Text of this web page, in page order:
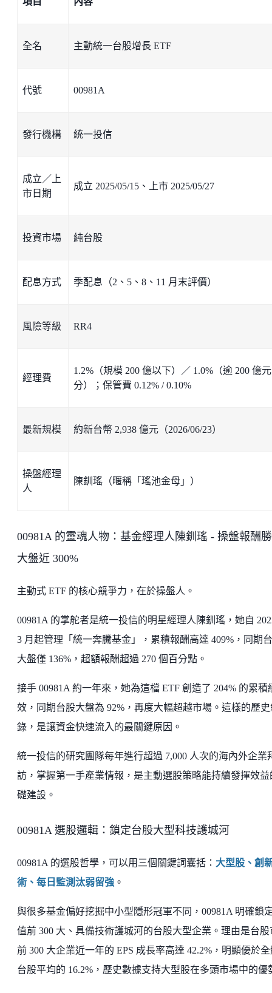
全名 主動統一台股增長 ETF
代號 00981A
發行機構 統一投信
成立／上
市日期
成立 2025/05/15、上市 2025/05/27
投資市場 純台股
配息方式 季配息（2、5、8、11 月末評價）
風險等級 RR4
經理費
1.2%（規模 200 億以下）／ 1.0%（逾 200 億
分）；保管費 0.12% / 0.10%
最新規模 約新台幣 2,938 億元（2026/06/23）
操盤經理
人
陳釧瑤（暱稱「瑤池金母」）
00981A 的靈魂人物：基金經理人陳釧瑤 - 操盤報酬
大盤近 300%
主動式 ETF 的核心競爭力，在於操盤人。
00981A 的掌舵者是統一投信的明星經理人陳釧瑤，她自
3 月起管理「統一奔騰基金」，累積報酬高達 409%，同期
大盤僅 136%，超額報酬超過 270 個百分點。
接手 00981A 約一年來，她為這檔 ETF 創造了 204% 的累積
效，同期台股大盤為 92%，再度大幅超越市場。這樣的歷史
錄，是讓資金快速流入的最關鍵原因。
統一投信的研究團隊每年進行超過 7,000 人次的海內外企業
訪，掌握第一手產業情報，是主動選股策略能持續發揮效益
礎建設。
00981A 選股邏輯：鎖定台股大型科技護城河
00981A 的選股哲學，可以用三個關鍵詞囊括： 大型股、創
術、每日監測汰弱留強 。
與很多基金偏好挖掘中小型隱形冠軍不同，00981A 明確鎖
值前 300 大、具備技術護城河的台股大型企業。理由是台股
前 300 大企業近一年的 EPS 成長率高達 42.2%，明顯優於
台股平均的 16.2%，歷史數據支持大型股在多頭市場中的優